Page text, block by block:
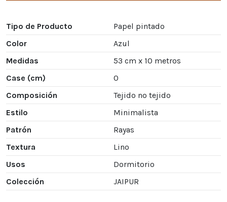
Tipo de Producto
Papel pintado
Color
Azul
Medidas
53 cm x 10 metros
Case (cm)
0
Composición
Tejido no tejido
Estilo
Minimalista
Patrón
Rayas
Textura
Lino
Usos
Dormitorio
Colección
JAIPUR